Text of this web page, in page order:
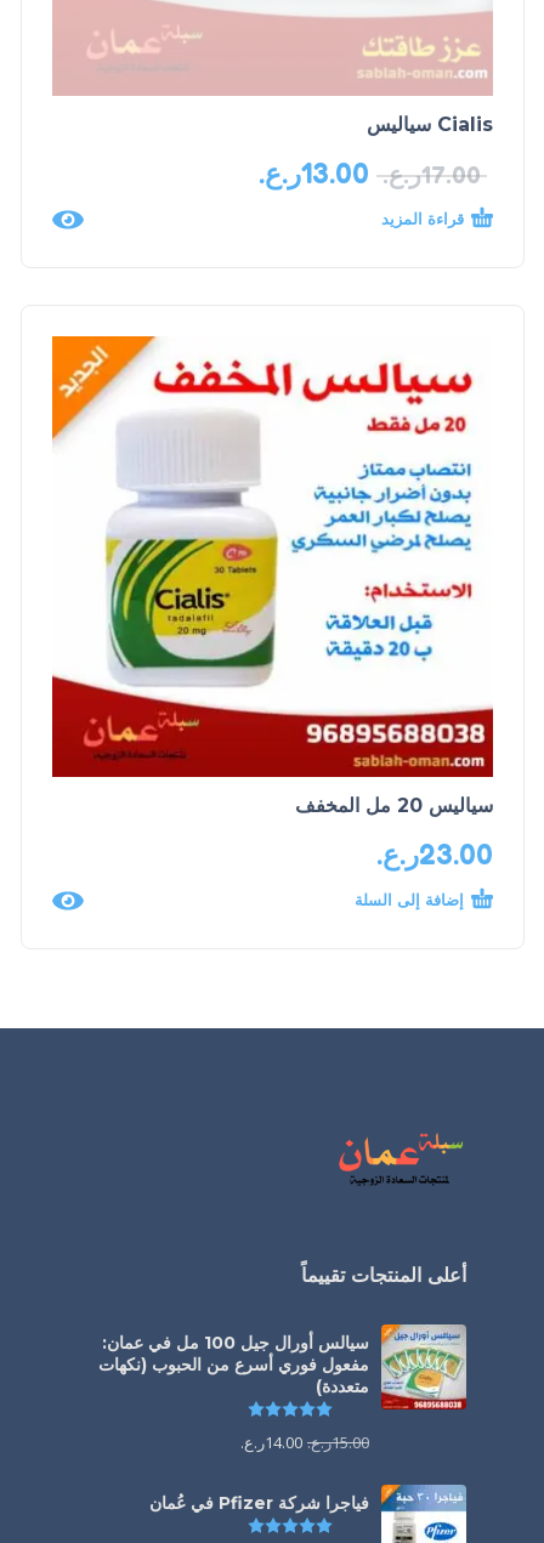
Cialis سياليس
17.00ر.ع. 13.00ر.ع.
قراءة المزيد
سياليس 20 مل المخفف
23.00ر.ع.
إضافة إلى السلة
أعلى المنتجات تقييماً
سيالس أورال جيل 100 مل في عمان:
مفعول فوري أسرع من الحبوب (نكهات
متعددة)
15.00ر.ع. 14.00ر.ع.
فياجرا شركة Pfizer في عُمان